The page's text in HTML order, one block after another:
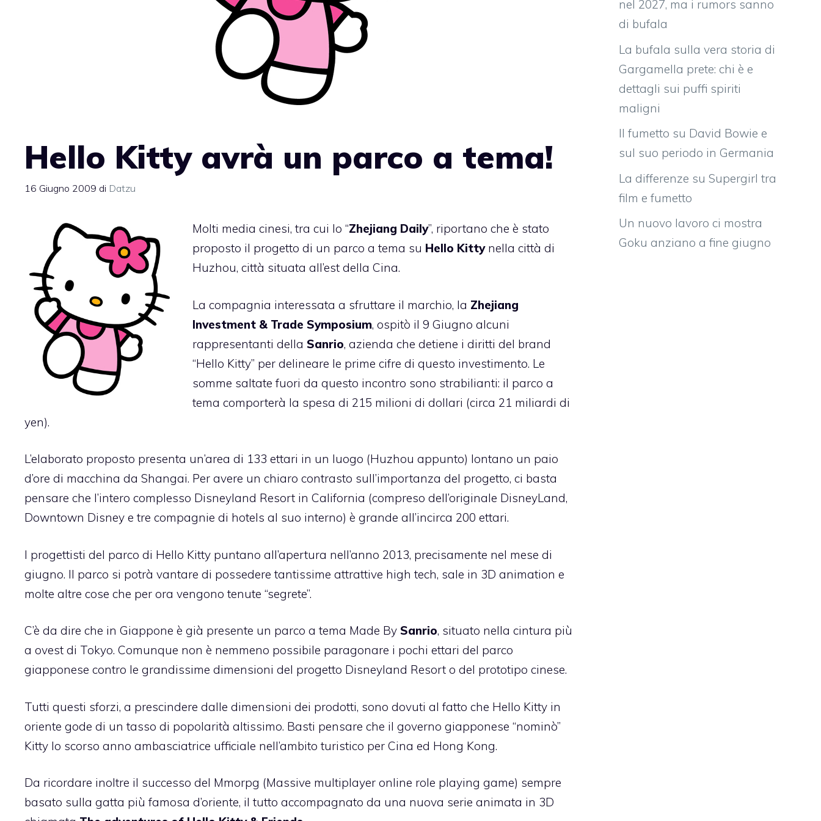
Hello Kitty avrà un parco a tema!
16 Giugno 2009 di Datzu
Molti media cinesi, tra cui lo “Zhejiang Daily”, riportano che è stato
proposto il progetto di un parco a tema su Hello Kitty nella città di
Huzhou, città situata all’est della Cina.
La compagnia interessata a sfruttare il marchio, la Zhejiang
Investment & Trade Symposium, ospitò il 9 Giugno alcuni
rappresentanti della Sanrio, azienda che detiene i diritti del brand
“Hello Kitty” per delineare le prime cifre di questo investimento. Le
somme saltate fuori da questo incontro sono strabilianti: il parco a
tema comporterà la spesa di 215 milioni di dollari (circa 21 miliardi di
yen).
L’elaborato proposto presenta un’area di 133 ettari in un luogo (Huzhou appunto) lontano un paio
d’ore di macchina da Shangai. Per avere un chiaro contrasto sull’importanza del progetto, ci basta
pensare che l’intero complesso Disneyland Resort in California (compreso dell’originale DisneyLand,
Downtown Disney e tre compagnie di hotels al suo interno) è grande all’incirca 200 ettari.
I progettisti del parco di Hello Kitty puntano all’apertura nell’anno 2013, precisamente nel mese di
giugno. Il parco si potrà vantare di possedere tantissime attrattive high tech, sale in 3D animation e
molte altre cose che per ora vengono tenute “segrete”.
C’è da dire che in Giappone è già presente un parco a tema Made By Sanrio, situato nella cintura più
a ovest di Tokyo. Comunque non è nemmeno possibile paragonare i pochi ettari del parco
giapponese contro le grandissime dimensioni del progetto Disneyland Resort o del prototipo cinese.
Tutti questi sforzi, a prescindere dalle dimensioni dei prodotti, sono dovuti al fatto che Hello Kitty in
oriente gode di un tasso di popolarità altissimo. Basti pensare che il governo giapponese “nominò”
Kitty lo scorso anno ambasciatrice ufficiale nell’ambito turistico per Cina ed Hong Kong.
Da ricordare inoltre il successo del Mmorpg (Massive multiplayer online role playing game) sempre
basato sulla gatta più famosa d’oriente, il tutto accompagnato da una nuova serie animata in 3D
nel 2027, ma i rumors sanno
di bufala
La bufala sulla vera storia di
Gargamella prete: chi è e
dettagli sui puffi spiriti
maligni
Il fumetto su David Bowie e
sul suo periodo in Germania
La differenze su Supergirl tra
film e fumetto
Un nuovo lavoro ci mostra
Goku anziano a fine giugno